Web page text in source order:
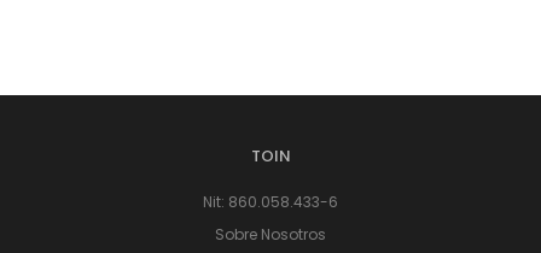
TOIN
Nit: 860.058.433-6
Sobre Nosotros